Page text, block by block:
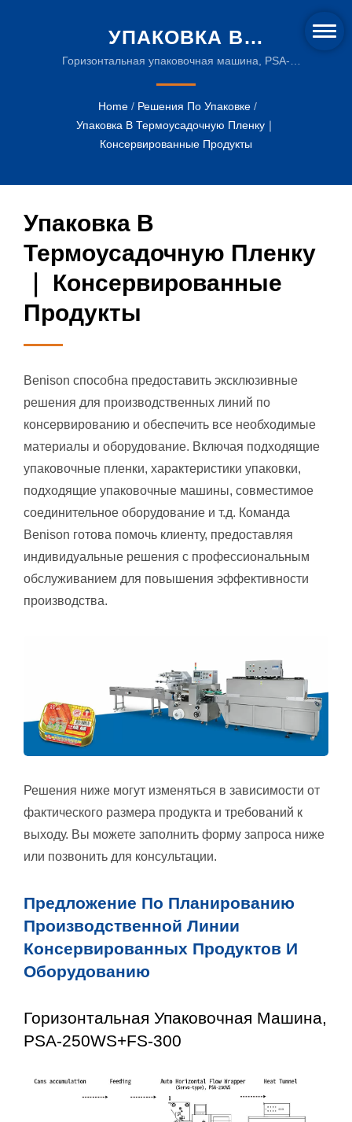
УПАКОВКА В
ТЕРМОУСАДОЧНУЮ
ПЛЕНКУ｜
КОНСЕРВИРОВАННЫЕ
ПРОДУКТЫ |
ТЕРМОУСАДКИ И
УСТОЙЧИВЫЕ
УПАКОВОЧНЫЕ ПЛЕНКИ
Горизонтальная упаковочная машина, PSA-
Надежное упаковочное оборудование для
Home / Решения По Упаковке /
Упаковка В Термоусадочную Пленку｜
Консервированные Продукты
Упаковка В
Термоусадочную Пленку
｜ Консервированные
Продукты
Benison способна предоставить эксклюзивные
решения для производственных линий по
консервированию и обеспечить все необходимые
материалы и оборудование. Включая подходящие
упаковочные пленки, характеристики упаковки,
подходящие упаковочные машины, совместимое
соединительное оборудование и т.д. Команда
Benison готова помочь клиенту, предоставляя
индивидуальные решения с профессиональным
обслуживанием для повышения эффективности
производства.
Решения ниже могут изменяться в зависимости от
фактического размера продукта и требований к
выходу. Вы можете заполнить форму запроса ниже
или позвонить для консультации.
Предложение По Планированию
Производственной Линии
Консервированных Продуктов И
Оборудованию
Горизонтальная Упаковочная Машина,
PSA-250WS+FS-300